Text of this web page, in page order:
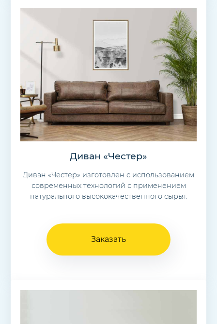
Диван «Честер»
Диван «Честер» изготовлен с использованием
современных технологий с применением
натурального высококачественного сырья.
Заказать